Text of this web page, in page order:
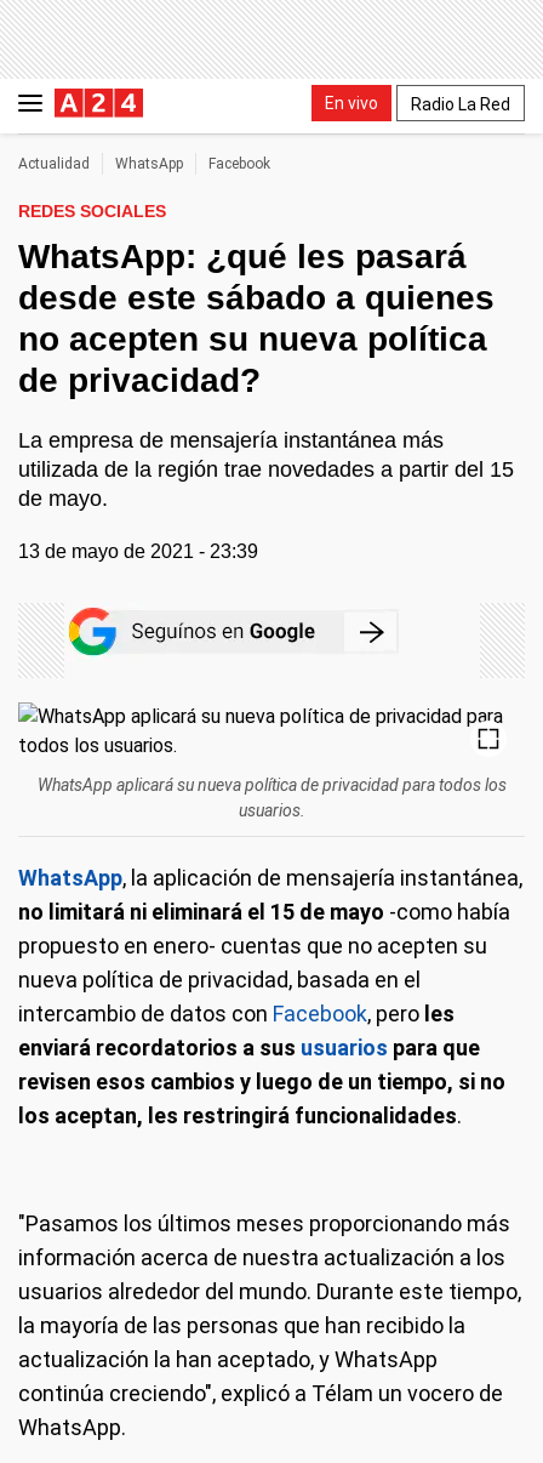
En vivo Radio La Red
Actualidad WhatsApp Facebook
REDES SOCIALES
WhatsApp: ¿qué les pasará
desde este sábado a quienes
no acepten su nueva política
de privacidad?
La empresa de mensajería instantánea más
utilizada de la región trae novedades a partir del 15
de mayo.
13 de mayo de 2021 - 23:39
WhatsApp aplicará su nueva política de privacidad para todos los
usuarios.
WhatsApp, la aplicación de mensajería instantánea,
no limitará ni eliminará el 15 de mayo -como había
propuesto en enero- cuentas que no acepten su
nueva política de privacidad, basada en el
intercambio de datos con Facebook, pero les
enviará recordatorios a sus usuarios para que
revisen esos cambios y luego de un tiempo, si no
los aceptan, les restringirá funcionalidades.
"Pasamos los últimos meses proporcionando más
información acerca de nuestra actualización a los
usuarios alrededor del mundo. Durante este tiempo,
la mayoría de las personas que han recibido la
actualización la han aceptado, y WhatsApp
continúa creciendo", explicó a Télam un vocero de
WhatsApp.